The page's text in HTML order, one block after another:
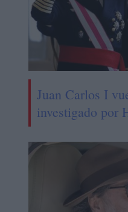
Juan Carlos I
investigado por